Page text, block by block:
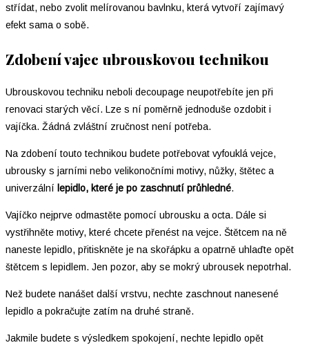
střídat, nebo zvolit melírovanou bavlnku, která vytvoří zajímavý
efekt sama o sobě.
Zdobení vajec ubrouskovou technikou
Ubrouskovou techniku neboli decoupage neupotřebíte jen při
renovaci starých věcí. Lze s ní poměrně jednoduše ozdobit i
vajíčka. Žádná zvláštní zručnost není potřeba.
Na zdobení touto technikou budete potřebovat vyfouklá vejce,
ubrousky s jarními nebo velikonočními motivy, nůžky, štětec a
univerzální lepidlo, které je po zaschnutí průhledné.
Vajíčko nejprve odmastěte pomocí ubrousku a octa. Dále si
vystřihněte motivy, které chcete přenést na vejce. Štětcem na ně
naneste lepidlo, přitiskněte je na skořápku a opatrně uhlaďte opět
štětcem s lepidlem. Jen pozor, aby se mokrý ubrousek nepotrhal.
Než budete nanášet další vrstvu, nechte zaschnout nanesené
lepidlo a pokračujte zatím na druhé straně.
Jakmile budete s výsledkem spokojení, nechte lepidlo opět